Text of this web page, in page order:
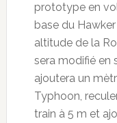
prototype en
base du
altitude de la
sera modifié en
ajoutera un
Typhoon,
train à 5 m et